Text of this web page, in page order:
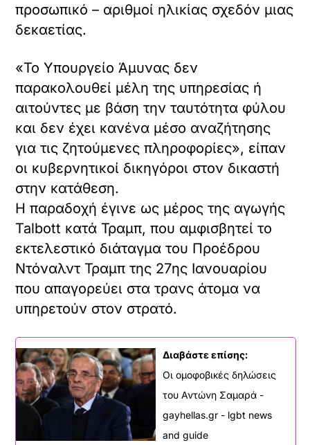
προσωπικό – αριθμοί ηλικίας σχεδόν μιας
δεκαετίας.
«Το Υπουργείο Άμυνας δεν
παρακολουθεί μέλη της υπηρεσίας ή
αιτούντες με βάση την ταυτότητα φύλου
και δεν έχει κανένα μέσο αναζήτησης
για τις ζητούμενες πληροφορίες», είπαν
οι κυβερνητικοί δικηγόροι στον δικαστή
στην κατάθεση.
Η παραδοχή έγινε ως μέρος της αγωγής
Talbott κατά Τραμπ, που αμφισβητεί το
εκτελεστικό διάταγμα του Προέδρου
Ντόναλντ Τραμπ της 27ης Ιανουαρίου
που απαγορεύει στα τρανς άτομα να
υπηρετούν στον στρατό.
Διαβάστε επίσης:
Οι ομοφοβικές δηλώσεις
του Αντώνη Σαμαρά -
gayhellas.gr - lgbt news
and guide